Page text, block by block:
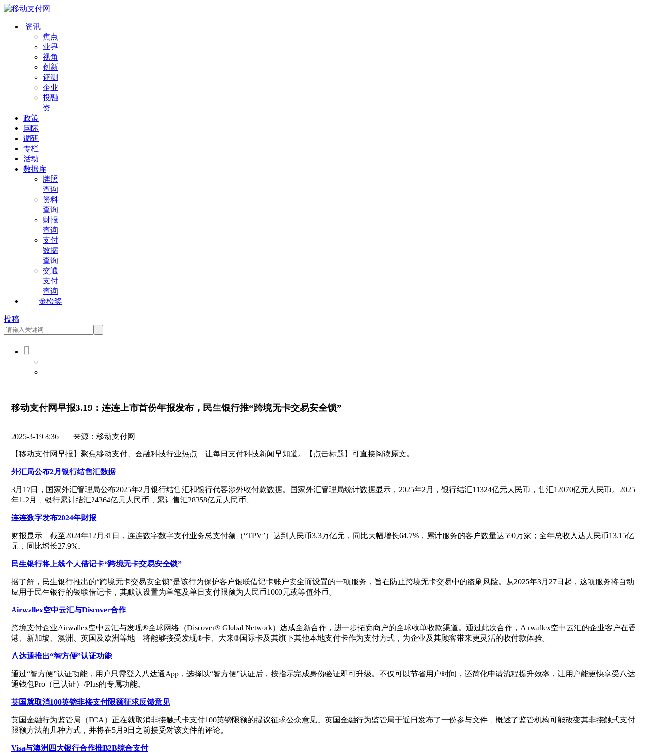
资讯
焦点
业界
视角
创新
评测
企业
投融
资
政策
国际
调研
专栏
活动
数据库
牌照
查询
资料
查询
财报
查询
支付
数据
查询
交通
支付
查询
金松奖
投稿

移动支付网早报3.19：连连上市首份年报发布，民生银行推“跨境无卡交易安全锁”
2025-3-19 8:36 来源：移动支付网
【移动支付网早报】聚焦移动支付、金融科技行业热点，让每日支付科技新闻早知道。【点击标题】可直接阅读原文。
外汇局公布2月银行结售汇数据
3月17日，国家外汇管理局公布2025年2月银行结售汇和银行代客涉外收付款数据。国家外汇管理局统计数据显示，2025年2月，银行结汇11324亿元人民币，售汇12070亿元人民币。2025
年1-2月，银行累计结汇24364亿元人民币，累计售汇28358亿元人民币。
连连数字发布2024年财报
财报显示，截至2024年12月31日，连连数字数字支付业务总支付额（“TPV”）达到人民币3.3万亿元，同比大幅增长64.7%，累计服务的客户数量达590万家；全年总收入达人民币13.15亿
元，同比增长27.9%。
民生银行将上线个人借记卡“跨境无卡交易安全锁”
据了解，民生银行推出的“跨境无卡交易安全锁”是该行为保护客户银联借记卡账户安全而设置的一项服务，旨在防止跨境无卡交易中的盗刷风险。从2025年3月27日起，这项服务将自动
应用于民生银行的银联借记卡，其默认设置为单笔及单日支付限额为人民币1000元或等值外币。
Airwallex空中云汇与Discover合作
跨境支付企业Airwallex空中云汇与发现®全球网络（Discover® Global Network）达成全新合作，进一步拓宽商户的全球收单收款渠道。通过此次合作，Airwallex空中云汇的企业客户在香
港、新加坡、澳洲、英国及欧洲等地，将能够接受发现®卡、大来®国际卡及其旗下其他本地支付卡作为支付方式，为企业及其顾客带来更灵活的收付款体验。
八达通推出“智方便”认证功能
通过“智方便”认证功能，用户只需登入八达通App，选择以“智方便”认证后，按指示完成身份验证即可升级。不仅可以节省用户时间，还简化申请流程提升效率，让用户能更快享受八达
通钱包Pro（已认证）/Plus的专属功能。
英国就取消100英镑非接支付限额征求反馈意见
英国金融行为监管局（FCA）正在就取消非接触式卡支付100英镑限额的提议征求公众意见。英国金融行为监管局于近日发布了一份参与文件，概述了监管机构可能改变其非接触式支付
限额方法的几种方式，并将在5月9日之前接受对该文件的评论。
Visa与澳洲四大银行合作推B2B综合支付